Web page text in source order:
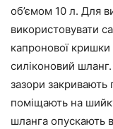
об’ємом 10 л. Для
використовувати
капронової кришки
силіконовий
зазори
поміщають на
шланга опускають